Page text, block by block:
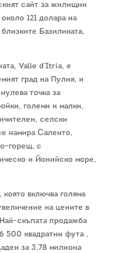
сайт за жилищни
121 долара на
Базиликата,
Valle d’Itria, е
град на Пулия, и
точка за
големи и малки,
селски
намира Саленто,
горещ, с
и Йонийско море,
включва голяма
на цените в
скъпата продажба
500 квадратни фута ,
за 3,78 милиона